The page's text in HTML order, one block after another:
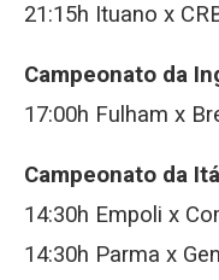
21:15h Ituano x
Campeonato da
17:00h Fulham x
Campeonato da
14:30h Empoli x
14:30h Parma x